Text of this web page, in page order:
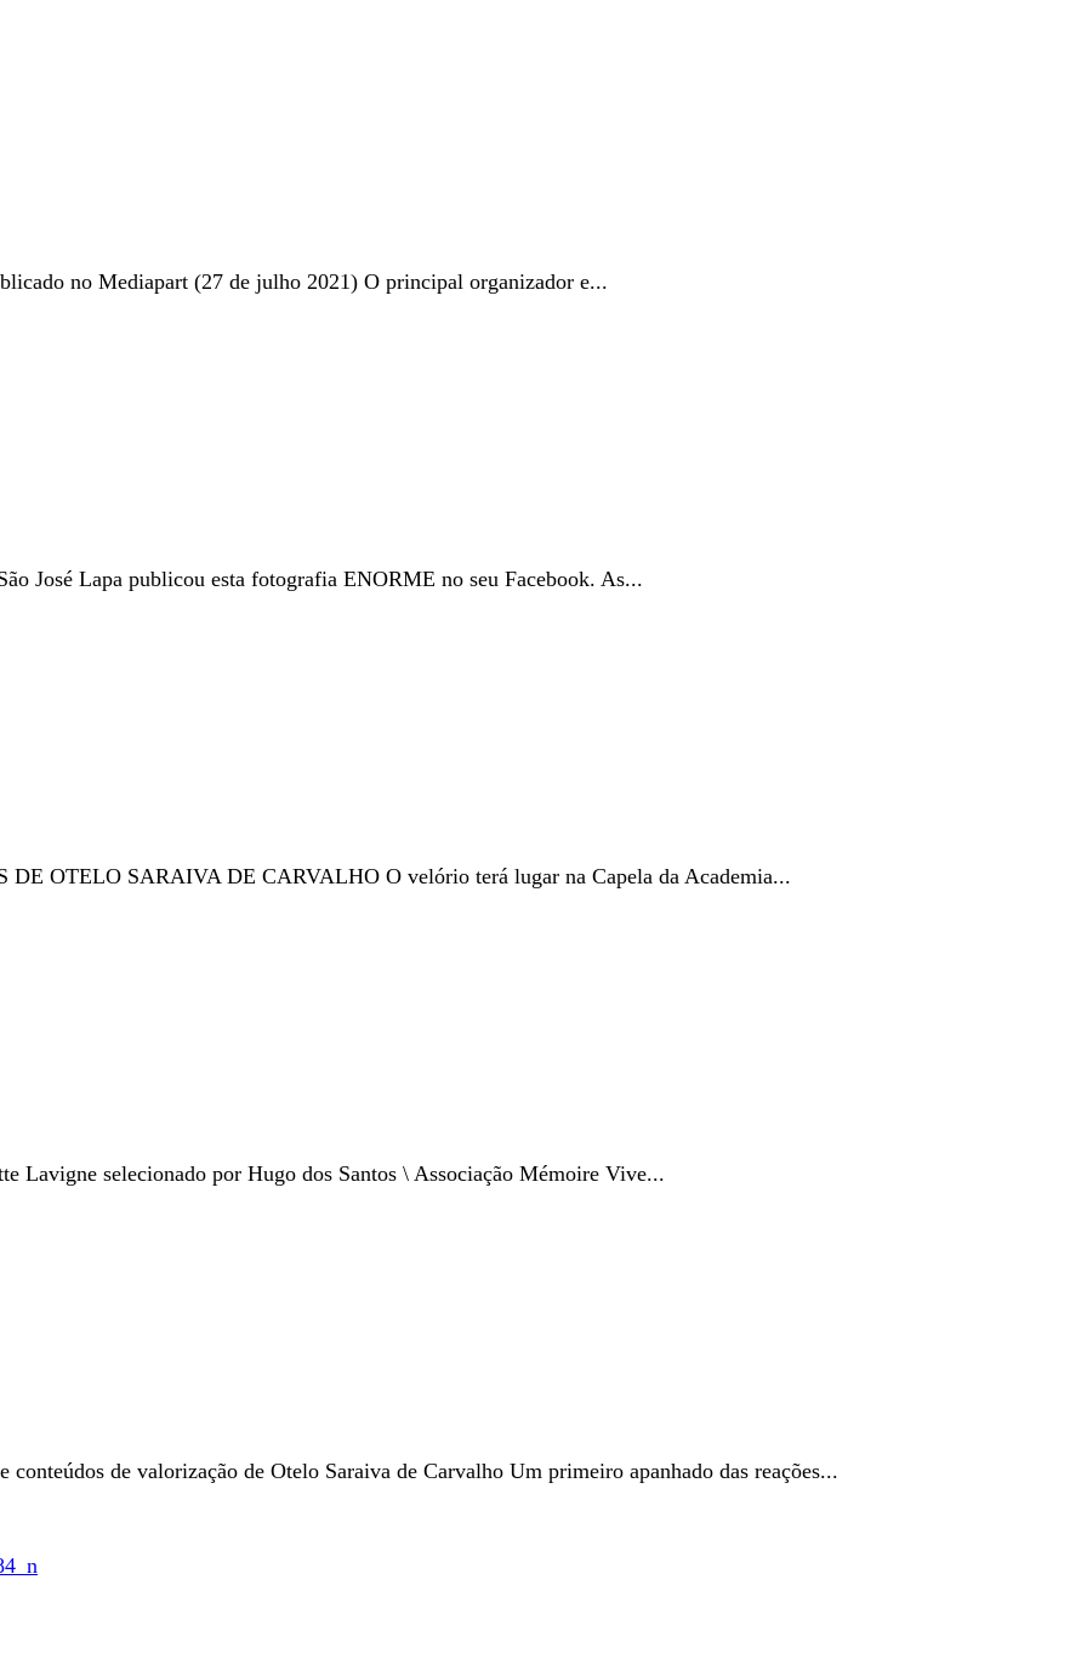
no Mediapart (27 de julho 2021) O principal organizador e...
José Lapa publicou esta fotografia ENORME no seu Facebook. As...
OTELO SARAIVA DE CARVALHO O velório terá lugar na Capela da Academia...
Lavigne selecionado por Hugo dos Santos \ Associação Mémoire Vive...
de valorização de Otelo Saraiva de Carvalho Um primeiro apanhado das reações...